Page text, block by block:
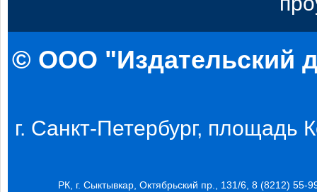
© ООО "Издательский
г. Санкт-Петербург, площадь
РК, г. Сыктывкар, Октябрьский пр., 131/6, 8 (8212) 55-